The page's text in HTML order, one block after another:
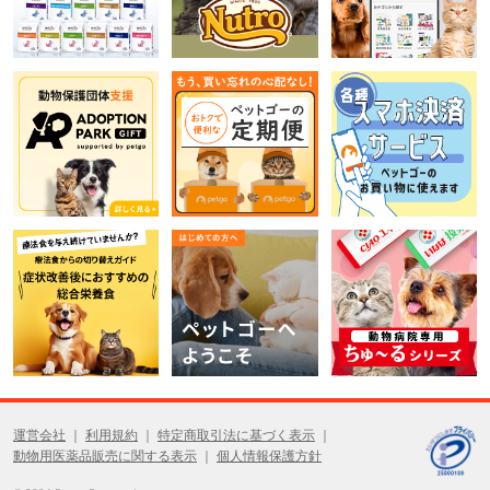
運営会社 利用規約
特定商取引法に基づく表示
動物用医薬品販売に関する表示
個人情報保護方針